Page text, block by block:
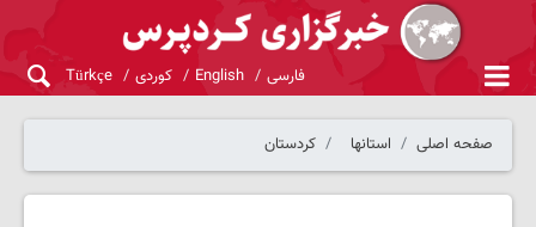
فارسی English کوردی Türkçe
صفحه اصلی استانها کردستان